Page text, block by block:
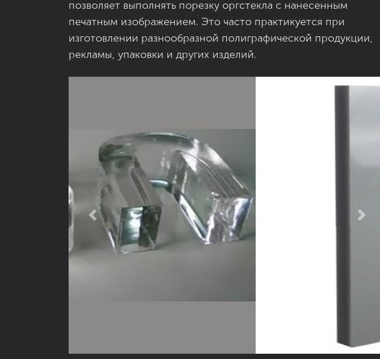
позволяет выполнять порезку оргстекла с нанесенным
печатным изображением. Это часто практикуется при
изготовлении разнообразной полиграфической продукции,
рекламы, упаковки и других изделий.
Previous Next